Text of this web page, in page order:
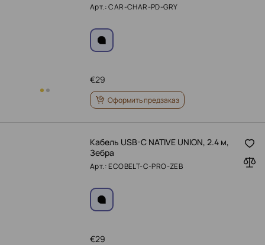
Арт.: CAR-CHAR-PD-GRY
29
€
Оформить предзаказ
Кабель USB-C NATIVE UNION, 2.4 м,
Зебра
Арт.: ECOBELT-C-PRO-ZEB
29
€